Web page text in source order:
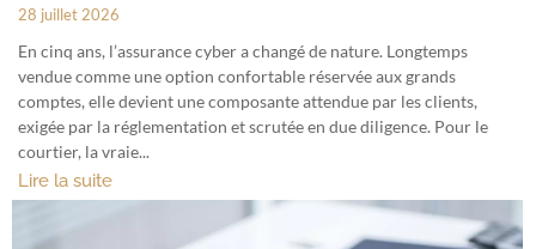
28 juillet 2026
En cinq ans, l’assurance cyber a changé de nature. Longtemps
vendue comme une option confortable réservée aux grands
comptes, elle devient une composante attendue par les clients,
exigée par la réglementation et scrutée en due diligence. Pour le
courtier, la vraie...
Lire la suite